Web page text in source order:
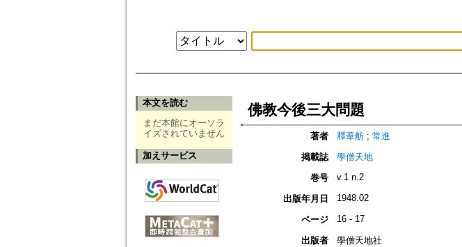
本文を読む
まだ本館にオーソラ
イズされていません
加えサービス
佛教今後三大問題
著者 釋葦舫 ; 常進
掲載誌
學僧天地
巻号
v.1 n.2
出版年月日 1948.02
ページ 16 - 17
出版者
學僧天地社